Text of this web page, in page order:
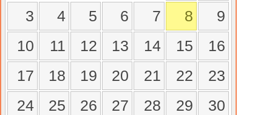
3
4 5 6 7 8
9
10
11 12 13 14 15
16
17
18 19 20 21 22
23
24
25 26 27 28 29
30